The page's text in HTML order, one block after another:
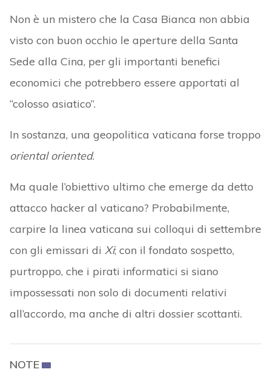
Non è un mistero che la Casa Bianca non abbia
visto con buon occhio le aperture della Santa
Sede alla Cina, per gli importanti benefici
economici che potrebbero essere apportati al
“colosso asiatico”.
In sostanza, una geopolitica vaticana forse troppo
oriental oriented.
Ma quale l’obiettivo ultimo che emerge da detto
attacco hacker al vaticano? Probabilmente,
carpire la linea vaticana sui colloqui di settembre
con gli emissari di Xi; con il fondato sospetto,
purtroppo, che i pirati informatici si siano
impossessati non solo di documenti relativi
all’accordo, ma anche di altri dossier scottanti.
NOTE